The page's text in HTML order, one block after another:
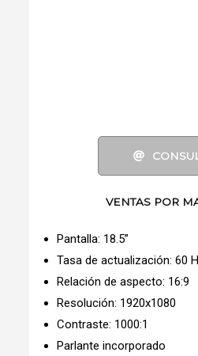
VENTAS POR
Pantalla: 18.5”
Tasa de actualización: 60
Relación de aspecto: 16:9
Resolución: 1920x1080
Contraste: 1000:1
Parlante incorporado